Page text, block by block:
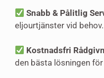
Snabb & Pålitlig
eljourtjänster vid behov.
Kostnadsfri
den bästa lösningen